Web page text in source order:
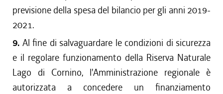
previsione della spesa del bilancio per gli anni 2019-
2021.
9. Al fine di salvaguardare le condizioni di sicurezza
e il regolare funzionamento della Riserva Naturale
Lago di Cornino, l'Amministrazione regionale è
autorizzata a concedere un finanziamento